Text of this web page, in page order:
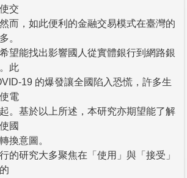
交
而，如此便利的金融交易模式在臺灣的
。
望能找出影響國人從實體銀行到網路銀
此
19 的爆發讓全國陷入恐慌，許多生
電
。基於以上所述，本研究亦期望能了解
國
換意圖。
的研究大多聚焦在「使用」與「接受」